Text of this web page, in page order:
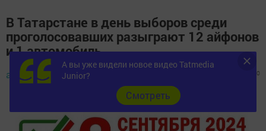
В Татарстане в день выборов среди
проголосовавших разыграют 12 айфонов
и 1 автомобиль
автор, 6 сентября 2024 - 10:00 0
А вы уже видели новое видео Tatmedia
Junior?
Cмотреть